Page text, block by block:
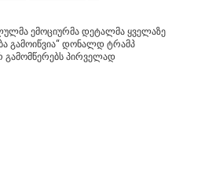
ემოციურმა დეტალმა ყველაზე
გამოიწვია“ დონალდ ტრამპ
გამომწერებს პირველად